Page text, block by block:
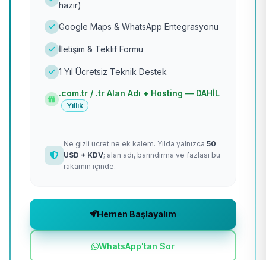
hazır)
Google Maps & WhatsApp Entegrasyonu
İletişim & Teklif Formu
1 Yıl Ücretsiz Teknik Destek
.com.tr / .tr Alan Adı + Hosting — DAHİL
Yıllık
Ne gizli ücret ne ek kalem. Yılda yalnızca 50
USD + KDV; alan adı, barındırma ve fazlası bu
rakamın içinde.
Hemen Başlayalım
WhatsApp'tan Sor